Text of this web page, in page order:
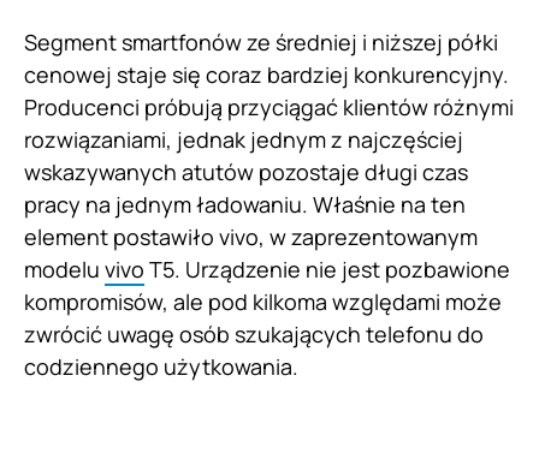
Segment smartfonów ze średniej i niższej półki
cenowej staje się coraz bardziej konkurencyjny.
Producenci próbują przyciągać klientów różnymi
rozwiązaniami, jednak jednym z najczęściej
wskazywanych atutów pozostaje długi czas
pracy na jednym ładowaniu. Właśnie na ten
element postawiło vivo, w zaprezentowanym
modelu vivo T5. Urządzenie nie jest pozbawione
kompromisów, ale pod kilkoma względami może
zwrócić uwagę osób szukających telefonu do
codziennego użytkowania.